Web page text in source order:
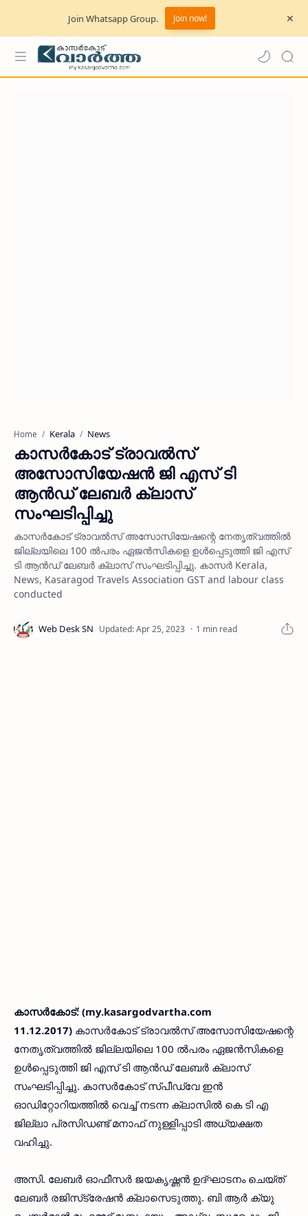
Join Whatsapp Group. Join now!
Home Kerala News
കാസര്‍കോട് ട്രാവല്‍സ്
അസോസിയേഷന്‍ ജി എസ് ടി
ആന്‍ഡ് ലേബര്‍ ക്ലാസ്
സംഘടിപ്പിച്ചു
കാസര്‍കോട് ട്രാവല്‍സ് അസോസിയേഷന്റെ നേതൃത്വത്തില്‍
ജില്ലയിലെ 100 ല്‍പരം ഏജന്‍സികളെ ഉള്‍പ്പെടുത്തി ജി എസ്
ടി ആന്‍ഡ് ലേബര്‍ ക്ലാസ് സംഘടിപ്പിച്ചു. കാസര്‍ Kerala,
News, Kasaragod Travels Association GST and labour class
conducted
1 min read
കാസര്‍കോട്: (my.kasargodvartha.com
11.12.2017) കാസര്‍കോട് ട്രാവല്‍സ് അസോസിയേഷന്റെ
നേതൃത്വത്തില്‍ ജില്ലയിലെ 100 ല്‍പരം ഏജന്‍സികളെ
ഉള്‍പ്പെടുത്തി ജി എസ് ടി ആന്‍ഡ് ലേബര്‍ ക്ലാസ്
സംഘടിപ്പിച്ചു. കാസര്‍കോട് സ്പീഡ്വേ ഇന്‍
ഓഡിറ്റോറിയത്തില്‍ വെച്ച് നടന്ന ക്ലാസില്‍ കെ ടി എ
ജില്ലാ പ്രസിഡണ്ട് മനാഫ് നുള്ളിപ്പാടി അധ്യക്ഷത
വഹിച്ചു.
അസി. ലേബര്‍ ഓഫീസര്‍ ജയകൃഷ്ണന്‍ ഉദ്ഘാടനം ചെയ്ത്
ലേബര്‍ രജിസ്‌ട്രേഷന്‍ ക്ലാസെടുത്തു. ബി ആര്‍ ക്യു